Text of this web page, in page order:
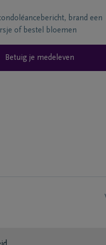
brand een
of bestel bloemen
Betuig je medeleven